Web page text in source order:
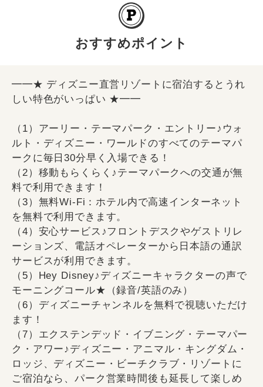
おすすめポイント
━━★ ディズニー直営リゾートに宿泊するとうれ
しい特色がいっぱい ★━━
（1）アーリー・テーマパーク・エントリー♪ウォ
ルト・ディズニー・ワールドのすべてのテーマパ
ークに毎日30分早く入場できる！
（2）移動もらくらく♪テーマパークへの交通が無
料で利用できます！
（3）無料Wi-Fi：ホテル内で高速インターネット
を無料で利用できます。
（4）安心サービス♪フロントデスクやゲストリレ
ーションズ、電話オペレーターから日本語の通訳
サービスが利用できます。
（5）Hey Disney♪ディズニーキャラクターの声で
モーニングコール★（録音/英語のみ）
（6）ディズニーチャンネルを無料で視聴いただけ
ます！
（7）エクステンデッド・イブニング・テーマパー
ク・アワー♪ディズニー・アニマル・キングダム・
ロッジ、ディズニー・ビーチクラブ・リゾートに
ご宿泊なら、パーク営業時間後も延長して楽しめ